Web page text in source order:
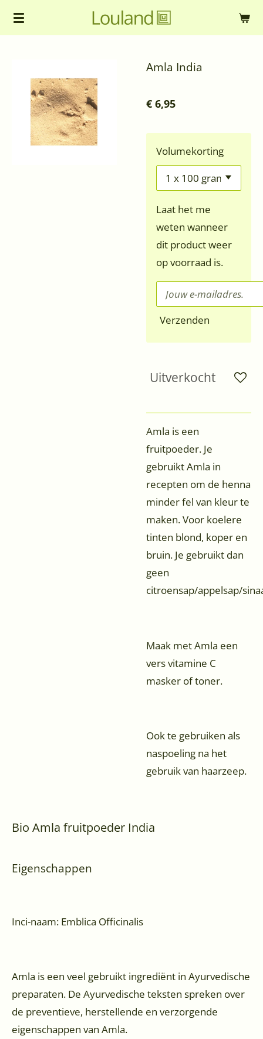
Ga
hoofdinhoud
Amla India
€ 6,95
Volumekorting
Laat het me
weten wanneer
dit product weer
op voorraad is.
Verzenden
Uitverkocht
Amla is een
fruitpoeder. Je
gebruikt Amla in
recepten om de henna
minder fel van kleur te
maken. Voor koelere
tinten blond, koper en
bruin. Je gebruikt dan
geen
citroensap/appelsap/
Maak met Amla een
vers vitamine C
masker of toner.
Ook te gebruiken als
naspoeling na het
gebruik van haarzeep.
Bio Amla fruitpoeder India
Eigenschappen
Inci-naam: Emblica Officinalis
Amla is een veel gebruikt ingrediënt in Ayurvedische
preparaten. De Ayurvedische teksten spreken over
de preventieve, herstellende en verzorgende
eigenschappen van Amla.